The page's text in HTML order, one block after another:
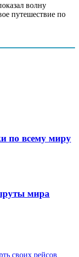
волну
путешествие по
по всему миру
мира
своих рейсов